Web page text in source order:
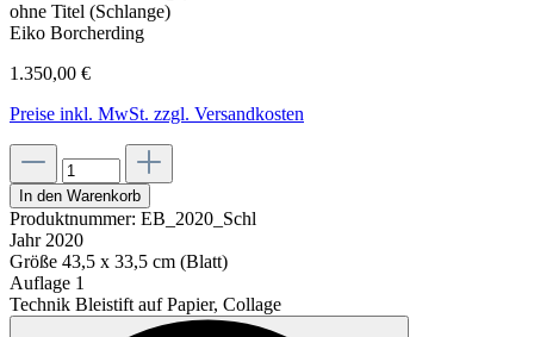
ohne Titel (Schlange)
Eiko Borcherding
1.350,00 €
Preise inkl. MwSt. zzgl. Versandkosten
In den Warenkorb
Produktnummer: EB_2020_Schl
Jahr 2020
Größe 43,5 x 33,5 cm (Blatt)
Auflage 1
Technik Bleistift auf Papier, Collage